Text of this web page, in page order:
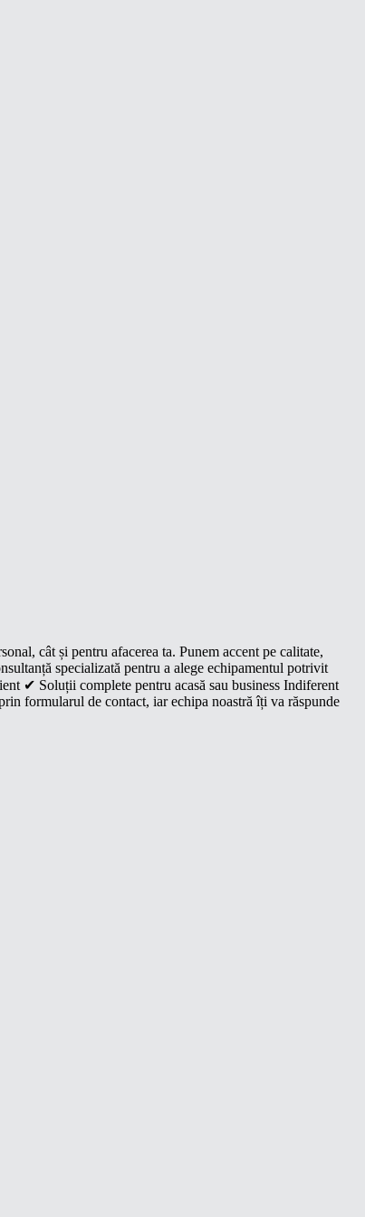
cât și pentru afacerea ta. Punem accent pe calitate,
specializată pentru a alege echipamentul potrivit
✔ Soluții complete pentru acasă sau business Indiferent
formularul de contact, iar echipa noastră îți va răspunde